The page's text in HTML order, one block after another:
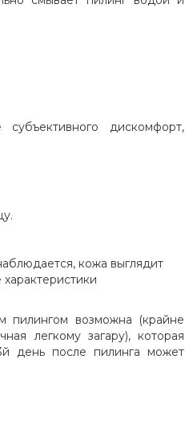
дискомфорт,
кожа выглядит
возможна (крайне
легкому загару), которая
день после пилинга может